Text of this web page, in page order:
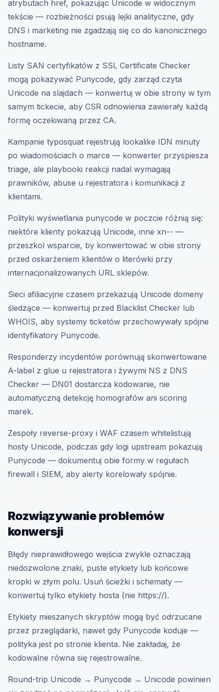
atrybutach href, pokazując Unicode w widocznym
tekście — rozbieżności psują lejki analityczne, gdy
DNS i marketing nie zgadzają się co do kanonicznego
hostname.
Listy SAN certyfikatów z SSL Certificate Checker
mogą pokazywać Punycode, gdy zarząd czyta
Unicode na slajdach — konwertuj w obie strony w tym
samym tickecie, aby CSR odnowienia zawierały każdą
formę oczekiwaną przez CA.
Kampanie typosquat rejestrują lookalike IDN minuty
po wiadomościach o marce — konwerter przyspiesza
triage, ale playbooki reakcji nadal wymagają
prawników, abuse u rejestratora i komunikacji z
klientami.
Polityki wyświetlania punycode w poczcie różnią się:
niektóre klienty pokazują Unicode, inne xn-- —
przeszkol wsparcie, by konwertować w obie strony
przed oskarżeniem klientów o literówki przy
internacjonalizowanych URL sklepów.
Sieci afiliacyjne czasem przekazują Unicode domeny
śledzące — konwertuj przed Blacklist Checker lub
WHOIS, aby systemy ticketów przechowywały spójne
identyfikatory Punycode.
Responderzy incydentów porównują skonwertowane
A-label z glue u rejestratora i żywymi NS z DNS
Checker — DN01 dostarcza kodowanie, nie
automatyczną detekcję homografów ani scoring
marek.
Zespoły reverse-proxy i WAF czasem whitelistują
hosty Unicode, podczas gdy logi upstream pokazują
Punycode — dokumentuj obie formy w regułach
firewall i SIEM, aby alerty korelowały spójnie.
Rozwiązywanie problemów
konwersji
Błędy nieprawidłowego wejścia zwykle oznaczają
niedozwolone znaki, puste etykiety lub końcowe
kropki w złym polu. Usuń ścieżki i schematy —
konwertuj tylko etykiety hosta (nie https://).
Etykiety mieszanych skryptów mogą być odrzucane
przez przeglądarki, nawet gdy Punycode koduje —
polityka jest po stronie klienta. Nie zakładaj, że
kodowalne równa się rejestrowalne.
Round-trip Unicode → Punycode → Unicode powinien